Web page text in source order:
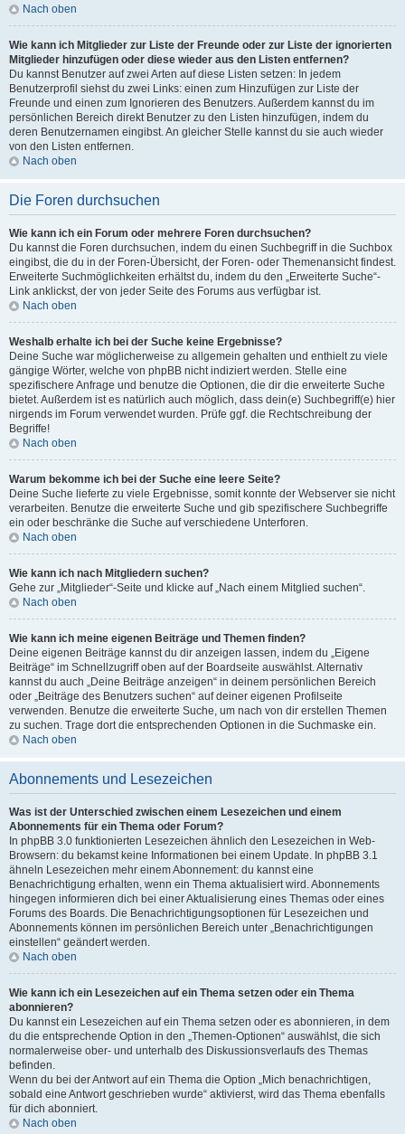
Nach oben
Wie kann ich Mitglieder zur Liste der Freunde oder zur Liste der ignorierten
Mitglieder hinzufügen oder diese wieder aus den Listen entfernen?
Du kannst Benutzer auf zwei Arten auf diese Listen setzen: In jedem
Benutzerprofil siehst du zwei Links: einen zum Hinzufügen zur Liste der
Freunde und einen zum Ignorieren des Benutzers. Außerdem kannst du im
persönlichen Bereich direkt Benutzer zu den Listen hinzufügen, indem du
deren Benutzernamen eingibst. An gleicher Stelle kannst du sie auch wieder
von den Listen entfernen.
Nach oben
Die Foren durchsuchen
Wie kann ich ein Forum oder mehrere Foren durchsuchen?
Du kannst die Foren durchsuchen, indem du einen Suchbegriff in die Suchbox
eingibst, die du in der Foren-Übersicht, der Foren- oder Themenansicht findest.
Erweiterte Suchmöglichkeiten erhältst du, indem du den „Erweiterte Suche“-
Link anklickst, der von jeder Seite des Forums aus verfügbar ist.
Nach oben
Weshalb erhalte ich bei der Suche keine Ergebnisse?
Deine Suche war möglicherweise zu allgemein gehalten und enthielt zu viele
gängige Wörter, welche von phpBB nicht indiziert werden. Stelle eine
spezifischere Anfrage und benutze die Optionen, die dir die erweiterte Suche
bietet. Außerdem ist es natürlich auch möglich, dass dein(e) Suchbegriff(e) hier
nirgends im Forum verwendet wurden. Prüfe ggf. die Rechtschreibung der
Begriffe!
Nach oben
Warum bekomme ich bei der Suche eine leere Seite?
Deine Suche lieferte zu viele Ergebnisse, somit konnte der Webserver sie nicht
verarbeiten. Benutze die erweiterte Suche und gib spezifischere Suchbegriffe
ein oder beschränke die Suche auf verschiedene Unterforen.
Nach oben
Wie kann ich nach Mitgliedern suchen?
Gehe zur „Mitglieder“-Seite und klicke auf „Nach einem Mitglied suchen“.
Nach oben
Wie kann ich meine eigenen Beiträge und Themen finden?
Deine eigenen Beiträge kannst du dir anzeigen lassen, indem du „Eigene
Beiträge“ im Schnellzugriff oben auf der Boardseite auswählst. Alternativ
kannst du auch „Deine Beiträge anzeigen“ in deinem persönlichen Bereich
oder „Beiträge des Benutzers suchen“ auf deiner eigenen Profilseite
verwenden. Benutze die erweiterte Suche, um nach von dir erstellen Themen
zu suchen. Trage dort die entsprechenden Optionen in die Suchmaske ein.
Nach oben
Abonnements und Lesezeichen
Was ist der Unterschied zwischen einem Lesezeichen und einem
Abonnements für ein Thema oder Forum?
In phpBB 3.0 funktionierten Lesezeichen ähnlich den Lesezeichen in Web-
Browsern: du bekamst keine Informationen bei einem Update. In phpBB 3.1
ähneln Lesezeichen mehr einem Abonnement: du kannst eine
Benachrichtigung erhalten, wenn ein Thema aktualisiert wird. Abonnements
hingegen informieren dich bei einer Aktualisierung eines Themas oder eines
Forums des Boards. Die Benachrichtigungsoptionen für Lesezeichen und
Abonnements können im persönlichen Bereich unter „Benachrichtigungen
einstellen“ geändert werden.
Nach oben
Wie kann ich ein Lesezeichen auf ein Thema setzen oder ein Thema
abonnieren?
Du kannst ein Lesezeichen auf ein Thema setzen oder es abonnieren, in dem
du die entsprechende Option in den „Themen-Optionen“ auswählst, die sich
normalerweise ober- und unterhalb des Diskussionsverlaufs des Themas
befinden.
Wenn du bei der Antwort auf ein Thema die Option „Mich benachrichtigen,
sobald eine Antwort geschrieben wurde“ aktivierst, wird das Thema ebenfalls
für dich abonniert.
Nach oben